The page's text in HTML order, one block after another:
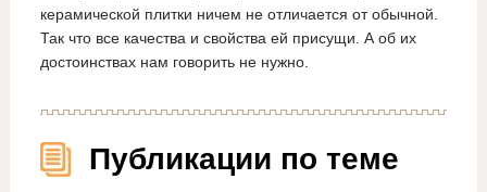
керамической плитки ничем не отличается от обычной.
Так что все качества и свойства ей присущи. А об их
достоинствах нам говорить не нужно.
Публикации по теме